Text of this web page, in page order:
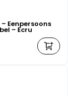
Eenpersoons
– Ecru